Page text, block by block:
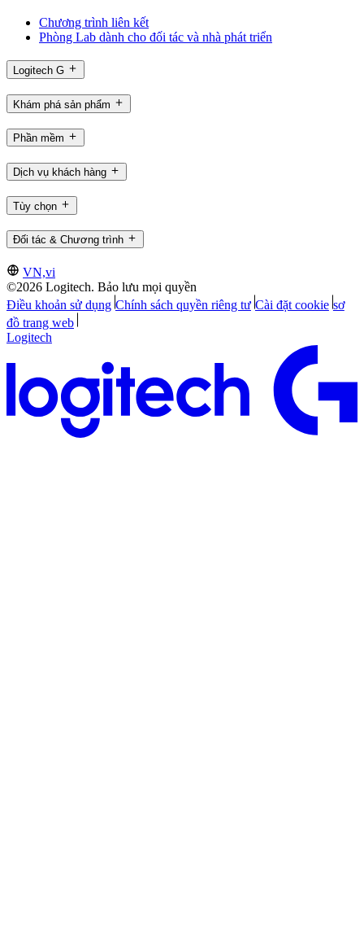
Chương trình liên kết
Phòng Lab dành cho đối tác và nhà phát triển
Logitech G
Khám phá sản phẩm
Phần mềm
Dịch vụ khách hàng
Tùy chọn
Đối tác & Chương trình
VN,vi
©2026 Logitech. Bảo lưu mọi quyền
Điều khoản sử dụng Chính sách quyền riêng tư Cài đặt cookie sơ
đồ trang web
Logitech